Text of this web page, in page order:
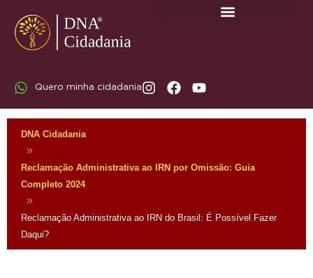
Quero minha cidadania
DNA Cidadania
»
Reclamação Administrativa ao IRN por Omissão: Guia
Completo 2024
»
Reclamação Administrativa ao IRN do Brasil: É Possível Fazer
Daqui?